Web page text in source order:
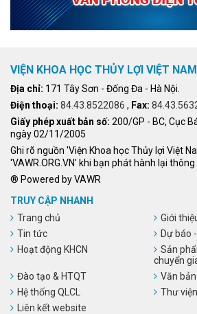
VIỆN KHOA HỌC THỦY LỢI VIỆT NAM
Địa chỉ: 171 Tây Sơn - Đống Đa - Hà Nội.
Điện thoại: 84.43.8522086 , Fax:
Giấy phép xuất bản số: 200/GP - BC, Cục
ngày 02/11/2005
Ghi rõ nguồn 'Viện Khoa học Thủy lợi Việt
'VAWR.ORG.VN' khi bạn phát hành lại
® Powered by VAWR
TRUY CẬP NHANH
Trang chủ
Giới
Tin tức
Dự báo
Hoạt động KHCN
Sản
chuyển
Đào tạo & HTQT
Văn bản
Hệ thống QLCL
Thư viện
Liên kết website